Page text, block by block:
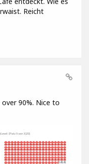
Reicht
over 90%. Nice to